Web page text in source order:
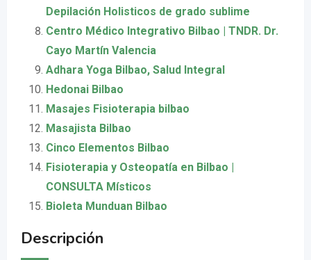
Depilación Holisticos de grado sublime
Centro Médico Integrativo Bilbao | TNDR. Dr.
Cayo Martín Valencia
Adhara Yoga Bilbao, Salud Integral
Hedonai Bilbao
Masajes Fisioterapia bilbao
Masajista Bilbao
Cinco Elementos Bilbao
Fisioterapia y Osteopatía en Bilbao |
CONSULTA Místicos
Bioleta Munduan Bilbao
Descripción